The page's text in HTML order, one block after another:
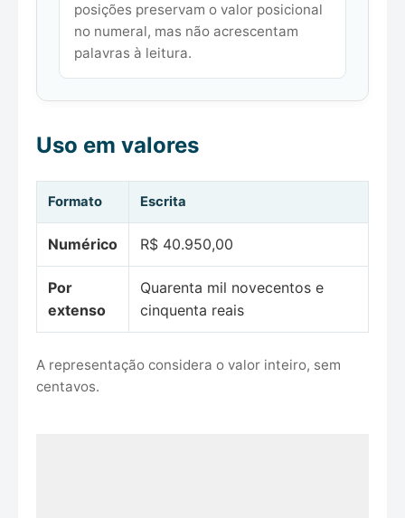
posições preservam o valor posicional
no numeral, mas não acrescentam
palavras à leitura.
Uso em valores
Formato Escrita
Numérico R$ 40.950,00
Por
extenso
Quarenta mil novecentos e
cinquenta reais
A representação considera o valor inteiro, sem
centavos.